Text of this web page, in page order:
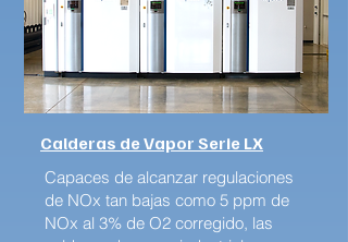
Calderas de Vapor Serie LX
Capaces de alcanzar regulaciones
de NOx tan bajas como 5 ppm de
NOx al 3% de O2 corregido, las